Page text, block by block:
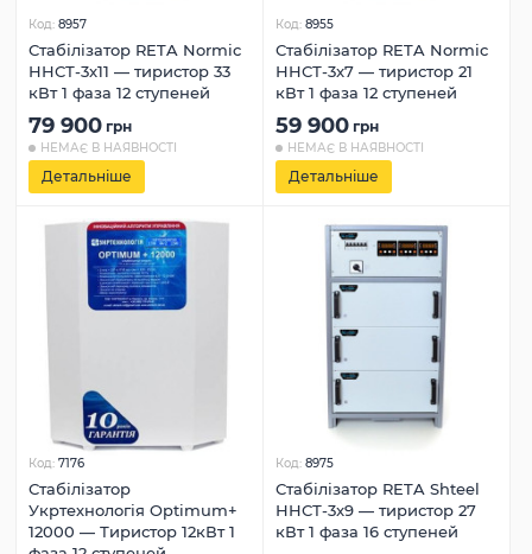
Код: 8957
Стабілізатор RETA Normic
ННСТ-3x11 — тиристор 33
кВт 1 фаза 12 ступеней
79 900 грн
НЕМАЄ В НАЯВНОСТІ
Детальніше
Код: 8955
Стабілізатор RETA Normic
ННСТ-3x7 — тиристор 21
кВт 1 фаза 12 ступеней
59 900 грн
НЕМАЄ В НАЯВНОСТІ
Детальніше
Код: 7176
Стабілізатор
Укртехнологія Optimum+
12000 — Тиристор 12кВт 1
Код: 8975
Стабілізатор RETA Shteel
ННСТ-3x9 — тиристор 27
кВт 1 фаза 16 ступеней